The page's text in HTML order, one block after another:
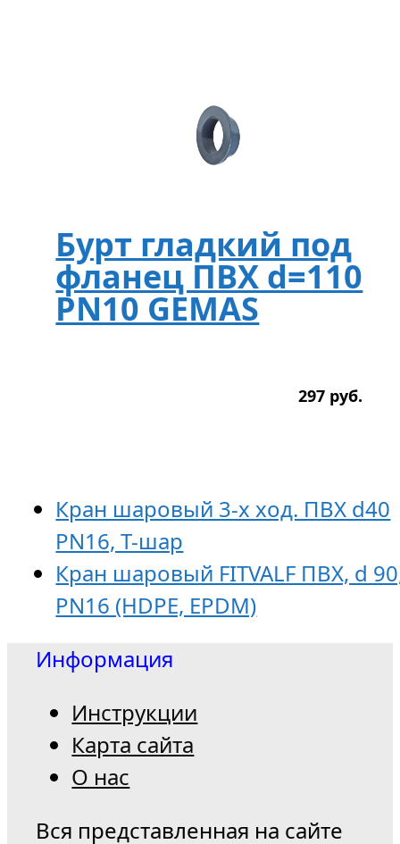
Бурт гладкий под
фланец ПВХ d=110
PN10 GEMAS
297 руб.
Кран шаровый 3-х ход. ПВХ d40
PN16, T-шар
Кран шаровый FITVALF ПВХ, d
PN16 (HDPE, EPDM)
Информация
Инструкции
Карта сайта
О нас
Вся представленная на сайте